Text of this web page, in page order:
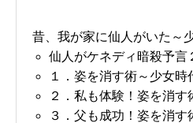
昔、我が家に仙人がいた～
仙人がケネディ暗殺予言
１．姿を消す術～少女時
２．私も体験！姿を消す
３．父も成功！姿を消す